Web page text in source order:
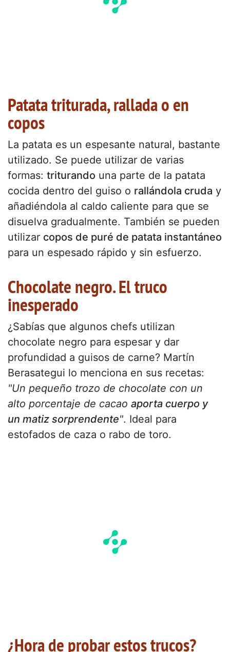
Patata triturada, rallada o en
copos
La patata es un espesante natural, bastante
utilizado. Se puede utilizar de varias
formas: triturando una parte de la patata
cocida dentro del guiso o rallándola cruda y
añadiéndola al caldo caliente para que se
disuelva gradualmente. También se pueden
utilizar copos de puré de patata instantáneo
para un espesado rápido y sin esfuerzo.
Chocolate negro. El truco
inesperado
¿Sabías que algunos chefs utilizan
chocolate negro para espesar y dar
profundidad a guisos de carne? Martín
Berasategui lo menciona en sus recetas:
"Un pequeño trozo de chocolate con un
alto porcentaje de cacao aporta cuerpo y
un matiz sorprendente". Ideal para
estofados de caza o rabo de toro.
¿Hora de probar estos trucos?